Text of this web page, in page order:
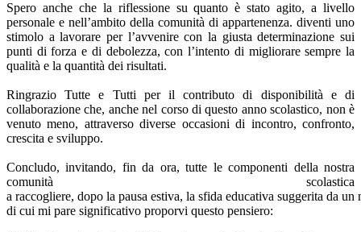
Spero anche che la riflessione su quanto è stato agito, a livello
personale e nell’ambito della comunità di appartenenza. diventi uno
stimolo a lavorare per l’avvenire con la giustadeterminazione sui
punti di forza e di debolezza, con l’intento di migliorare sempre la
qualità e la quantità dei risultati.
Ringrazio Tutte e Tutti per il contributo di disponibilità e di
collaborazione che, anche nel corso di questo anno scolastico, non è
venuto meno, attraverso diverse occasioni di incontro, confronto,
crescita e sviluppo.
Concludo, invitando, fin da ora, tutte le componenti della nostra
comunità scolastica
a raccogliere, dopo la pausa estiva, la sfida educativa suggerita da un
di cui mi pare significativo proporvi questo pensiero: